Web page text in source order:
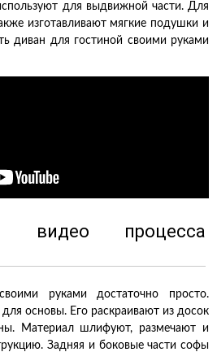
для выдвижной части. Для
изготавливают мягкие подушки и
диван для гостиной своими руками
видео процесса
руками достаточно просто.
для основы. Его раскраивают из досок
Материал шлифуют, размечают и
Задняя и боковые части софы